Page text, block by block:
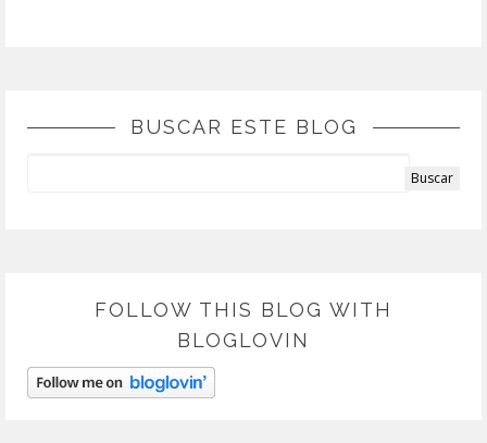
BUSCAR ESTE BLOG
FOLLOW THIS BLOG WITH
BLOGLOVIN